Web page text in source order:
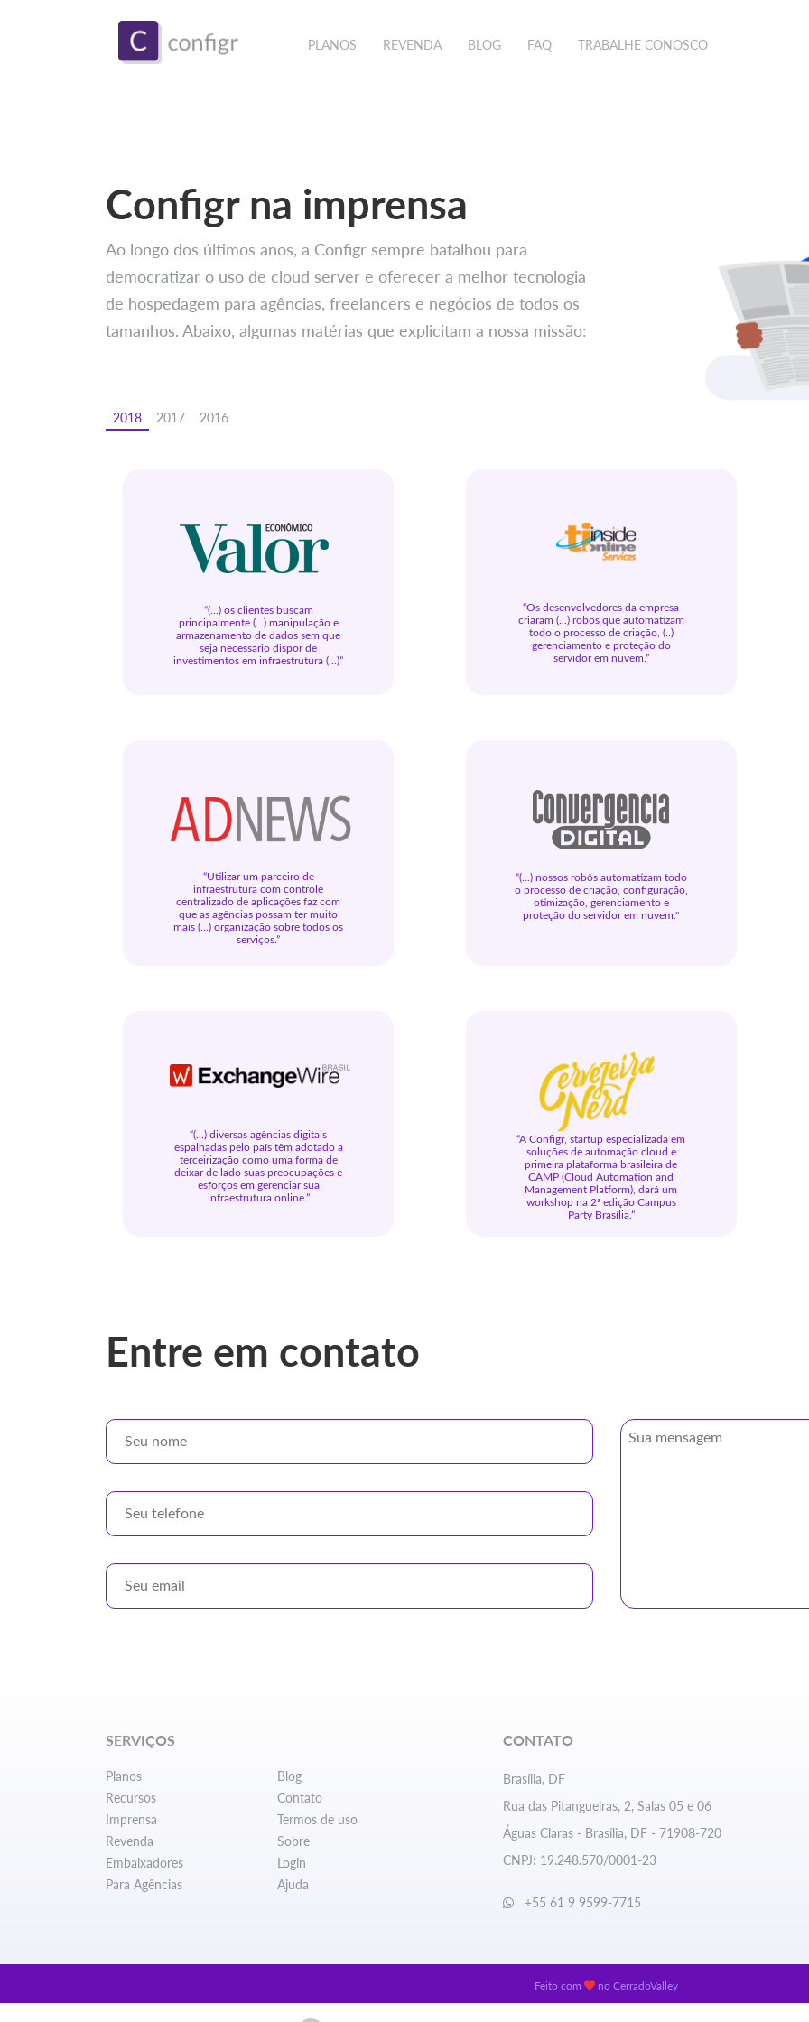
PLANOS REVENDA BLOG FAQ TRABALHE CONOSCO
Configr na imprensa
Ao longo dos últimos anos, a Configr sempre batalhou para
democratizar o uso de cloud server e oferecer a melhor tecnologia
de hospedagem para agências, freelancers e negócios de todos os
tamanhos. Abaixo, algumas matérias que explicitam a nossa missão:
2018 2017 2016
“(...) os clientes buscam
principalmente (...) manipulação e
armazenamento de dados sem que
seja necessário dispor de
investimentos em infraestrutura (...)”
“Os desenvolvedores da empresa
criaram (...) robôs que automatizam
todo o processo de criação, (..)
gerenciamento e proteção do
servidor em nuvem.”
“Utilizar um parceiro de
infraestrutura com controle
centralizado de aplicações faz com
que as agências possam ter muito
mais (...) organização sobre todos os
serviços.”
“(...) nossos robôs automatizam todo
o processo de criação, configuração,
otimização, gerenciamento e
proteção do servidor em nuvem."
“(...) diversas agências digitais
espalhadas pelo país têm adotado a
terceirização como uma forma de
deixar de lado suas preocupações e
esforços em gerenciar sua
infraestrutura online.”
“A Configr, startup especializada em
soluções de automação cloud e
primeira plataforma brasileira de
CAMP (Cloud Automation and
Management Platform), dará um
workshop na 2ª edição Campus
Party Brasília.”
Entre em contato
SERVIÇOS
Planos
Recursos
Imprensa
Revenda
Embaixadores
Para Agências
Blog
Contato
Termos de uso
Sobre
Login
Ajuda
CONTATO
Brasília, DF
Rua das Pitangueiras, 2, Salas 05 e 06
Águas Claras - Brasília, DF - 71908-720
CNPJ: 19.248.570/0001-23
+55 61 9 9599-7715
Feito com noCerradoValley